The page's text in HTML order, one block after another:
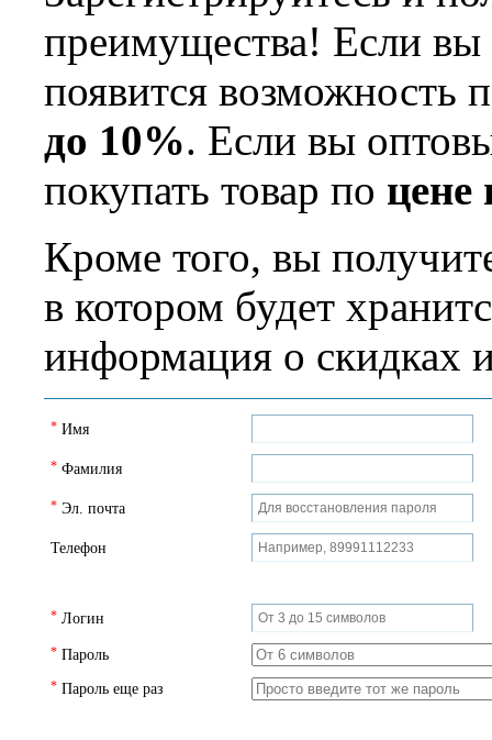
преимущества! Если вы
появится возможность
до 10%. Если вы
покупать товар по цене
Кроме того, вы
в котором будет
информация о скидках
Имя
*
Фамилия
*
Эл. почта
*
Телефон
Логин
*
Пароль
*
Пароль еще раз
*